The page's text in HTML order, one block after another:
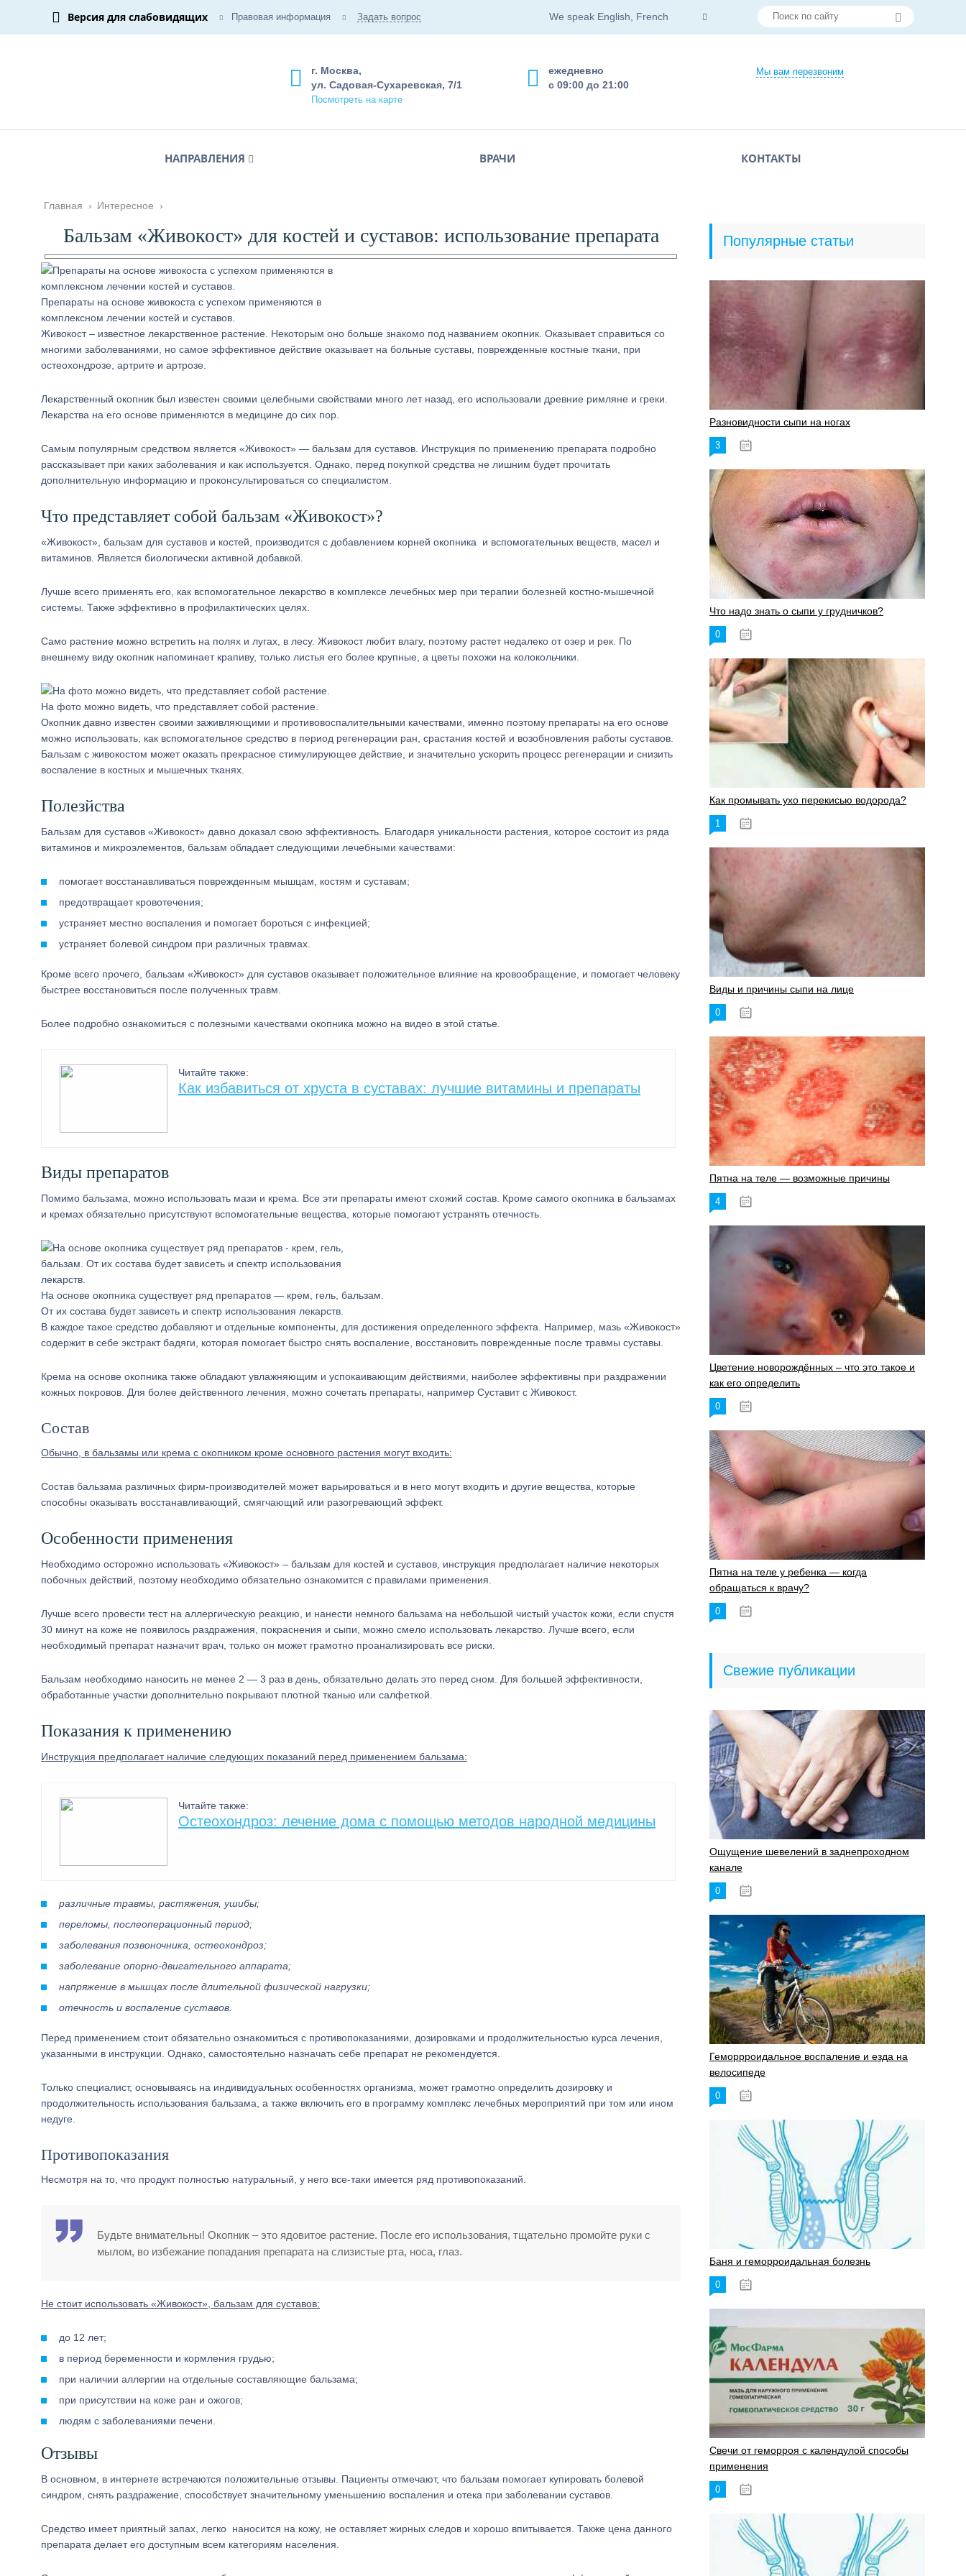
Версия для слабовидящих Правовая информация Задать вопрос We speak English, French
Мы вам перезвоним
ежедневно
с 09:00 до 21:00
г. Москва,
ул. Садовая-Сухаревская, 7/1
Посмотреть на карте
НАПРАВЛЕНИЯ ВРАЧИ КОНТАКТЫ
Главная › Интересное ›
Бальзам «Живокост» для костей и суставов: использование препарата
Препараты на основе живокоста с успехом применяются в
комплексном лечении костей и суставов.
Живокост – известное лекарственное растение. Некоторым оно больше знакомо под названием окопник. Оказывает справиться со
многими заболеваниями, но самое эффективное действие оказывает на больные суставы, поврежденные костные ткани, при
остеохондрозе, артрите и артрозе.
Лекарственный окопник был известен своими целебными свойствами много лет назад, его использовали древние римляне и греки.
Лекарства на его основе применяются в медицине до сих пор.
Самым популярным средством является «Живокост» — бальзам для суставов. Инструкция по применению препарата подробно
рассказывает при каких заболевания и как используется. Однако, перед покупкой средства не лишним будет прочитать
дополнительную информацию и проконсультироваться со специалистом.
Что представляет собой бальзам «Живокост»?
«Живокост», бальзам для суставов и костей, производится с добавлением корней окопника и вспомогательных веществ, масел и
витаминов. Является биологически активной добавкой.
Лучше всего применять его, как вспомогательное лекарство в комплексе лечебных мер при терапии болезней костно-мышечной
системы. Также эффективно в профилактических целях.
Само растение можно встретить на полях и лугах, в лесу. Живокост любит влагу, поэтому растет недалеко от озер и рек. По
внешнему виду окопник напоминает крапиву, только листья его более крупные, а цветы похожи на колокольчики.
На фото можно видеть, что представляет собой растение.
Окопник давно известен своими заживляющими и противовоспалительными качествами, именно поэтому препараты на его основе
можно использовать, как вспомогательное средство в период регенерации ран, срастания костей и возобновления работы суставов.
Бальзам с живокостом может оказать прекрасное стимулирующее действие, и значительно ускорить процесс регенерации и снизить
воспаление в костных и мышечных тканях.
Полезйства
Бальзам для суставов «Живокост» давно доказал свою эффективность. Благодаря уникальности растения, которое состоит из ряда
витаминов и микроэлементов, бальзам обладает следующими лечебными качествами:
помогает восстанавливаться поврежденным мышцам, костям и суставам;
предотвращает кровотечения;
устраняет местно воспаления и помогает бороться с инфекцией;
устраняет болевой синдром при различных травмах.
Кроме всего прочего, бальзам «Живокост» для суставов оказывает положительное влияние на кровообращение, и помогает человеку
быстрее восстановиться после полученных травм.
Более подробно ознакомиться с полезными качествами окопника можно на видео в этой статье.
Читайте также:
Как избавиться от хруста в суставах: лучшие витамины и препараты
Виды препаратов
Помимо бальзама, можно использовать мази и крема. Все эти препараты имеют схожий состав. Кроме самого окопника в бальзамах
и кремах обязательно присутствуют вспомогательные вещества, которые помогают устранять отечность.
На основе окопника существует ряд препаратов — крем, гель, бальзам.
От их состава будет зависеть и спектр использования лекарств.
В каждое такое средство добавляют и отдельные компоненты, для достижения определенного эффекта. Например, мазь «Живокост»
содержит в себе экстракт бадяги, которая помогает быстро снять воспаление, восстановить поврежденные после травмы суставы.
Крема на основе окопника также обладают увлажняющим и успокаивающим действиями, наиболее эффективны при раздражении
кожных покровов. Для более действенного лечения, можно сочетать препараты, например Суставит с Живокост.
Состав
Обычно, в бальзамы или крема с окопником кроме основного растения могут входить:
Состав бальзама различных фирм-производителей может варьироваться и в него могут входить и другие вещества, которые
способны оказывать восстанавливающий, смягчающий или разогревающий эффект.
Особенности применения
Необходимо осторожно использовать «Живокост» – бальзам для костей и суставов, инструкция предполагает наличие некоторых
побочных действий, поэтому необходимо обязательно ознакомится с правилами применения.
Лучше всего провести тест на аллергическую реакцию, и нанести немного бальзама на небольшой чистый участок кожи, если спустя
30 минут на коже не появилось раздражения, покраснения и сыпи, можно смело использовать лекарство. Лучше всего, если
необходимый препарат назначит врач, только он может грамотно проанализировать все риски.
Бальзам необходимо наносить не менее 2 — 3 раз в день, обязательно делать это перед сном. Для большей эффективности,
обработанные участки дополнительно покрывают плотной тканью или салфеткой.
Показания к применению
Инструкция предполагает наличие следующих показаний перед применением бальзама:
Читайте также:
Остеохондроз: лечение дома с помощью методов народной медицины
различные травмы, растяжения, ушибы;
переломы, послеоперационный период;
заболевания позвоночника, остеохондроз;
заболевание опорно-двигательного аппарата;
напряжение в мышцах после длительной физической нагрузки;
отечность и воспаление суставов.
Перед применением стоит обязательно ознакомиться с противопоказаниями, дозировками и продолжительностью курса лечения,
указанными в инструкции. Однако, самостоятельно назначать себе препарат не рекомендуется.
Только специалист, основываясь на индивидуальных особенностях организма, может грамотно определить дозировку и
продолжительность использования бальзама, а также включить его в программу комплекс лечебных мероприятий при том или ином
недуге.
Противопоказания
Несмотря на то, что продукт полностью натуральный, у него все-таки имеется ряд противопоказаний.
Будьте внимательны! Окопник – это ядовитое растение. После его использования, тщательно промойте руки с
мылом, во избежание попадания препарата на слизистые рта, носа, глаз.
Не стоит использовать «Живокост», бальзам для суставов:
до 12 лет;
в период беременности и кормления грудью;
при наличии аллергии на отдельные составляющие бальзама;
при присутствии на коже ран и ожогов;
людям с заболеваниями печени.
Отзывы
В основном, в интернете встречаются положительные отзывы. Пациенты отмечают, что бальзам помогает купировать болевой
синдром, снять раздражение, способствует значительному уменьшению воспаления и отека при заболевании суставов.
Средство имеет приятный запах, легко наносится на кожу, не оставляет жирных следов и хорошо впитывается. Также цена данного
препарата делает его доступным всем категориям населения.
Популярные статьи
Разновидности сыпи на ногах
3
Что надо знать о сыпи у грудничков?
0
Как промывать ухо перекисью водорода?
1
Виды и причины сыпи на лице
0
Пятна на теле — возможные причины
4
Цветение новорождённых – что это такое и
как его определить
0
Пятна на теле у ребенка — когда
обращаться к врачу?
0
Свежие публикации
Ощущение шевелений в заднепроходном
канале
0
Геморрроидальное воспаление и езда на
велосипеде
0
Баня и геморроидальная болезнь
0
Свечи от геморроя с календулой способы
применения
0